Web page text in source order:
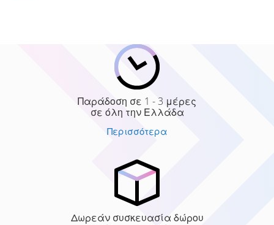
Παράδοση σε 1 - 3 μέρες
σε όλη την Ελλάδα
Περισσότερα
Δωρεάν συσκευασία δώρου